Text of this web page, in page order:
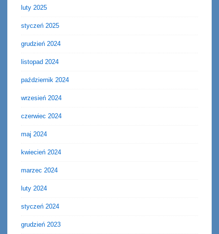
luty 2025
styczeń 2025
grudzień 2024
listopad 2024
październik 2024
wrzesień 2024
czerwiec 2024
maj 2024
kwiecień 2024
marzec 2024
luty 2024
styczeń 2024
grudzień 2023